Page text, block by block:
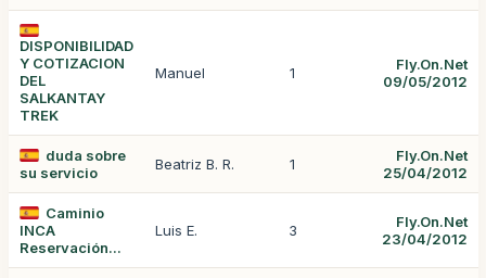
DISPONIBILIDAD
Y COTIZACION
DEL
SALKANTAY
TREK
Manuel 1
Fly.On.Net
09/05/2012
duda sobre
su servicio
Beatriz B. R. 1
Fly.On.Net
25/04/2012
Caminio
INCA
Reservación...
Luis E. 3
Fly.On.Net
23/04/2012